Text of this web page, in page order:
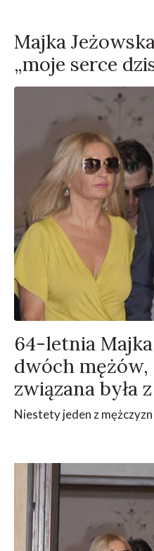
Majka
„moje serce
64-letnia Majka
dwóch
związana była
Niestety jeden z